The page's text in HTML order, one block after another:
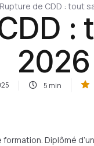
Rupture de CDD : tout
:
2026
5 min
formation. Diplômé